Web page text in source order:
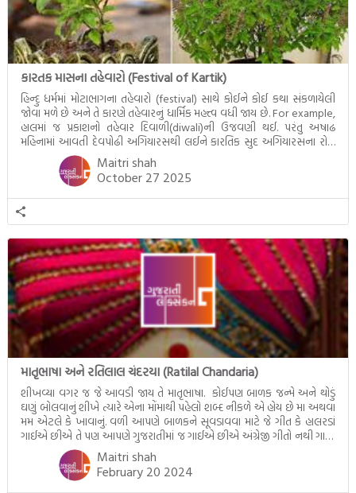
કારતક માસના તહેવારો (Festival of Kartik)
હિન્દુ ધર્મમાં મોટાભાગના તહેવારો (festival) સાથે કોઈને કોઈ કથા સંકળાયેલી
જોવા મળે છે અને તે કારણે તહેવારનું ધાર્મિક મહત્ત્વ વધી જાય છે. For example,
હાલમાં જ પ્રકાશનો તહેવાર દિવાળી(diwali)ની ઉજવણી થઈ. પરંતુ અષાઢ
મહિનામાં આવતી દેવપોઢી અગિયારસથી લઈને કારતિક સુદ અગિયારસના રોજ
આવતી દેવ ઊઠી અગિયારસ વચ્ચે મોટેભાગે યજ્ઞોપવીત સંસ્કાર, લગ્ન,
દીક્ષાગ્રહણ, યજ્ઞ, ગૃહપ્રવેશ જેવા […]
Maitri shah
October 27 2025
માતૃભાષા અને રતિલાલ ચંદરયા (Ratilal Chandaria)
શીખવ્યા વગર જ જે આવડી જાય તે માતૃભાષા. કોઈપણ બાળક જન્મે અને થોડું
ઘણું બોલવાનું શીખે ત્યારે એના મોંમાથી પહેલો શબ્દ નીકળે એ હોય છે મા અથવા
મમ એટલે કે ખાવાનું. વળી આપણે બાળકને સૂવડાવવા માટે જે ગીત કે હાલરડાં
ગાઈએ છીએ તે પણ આપણે ગુજરાતીમાં જ ગાઈએ છીએ અંગ્રેજી ગીતો નથી ગાતા.
આમ બાળકને […]
Maitri shah
February 20 2024